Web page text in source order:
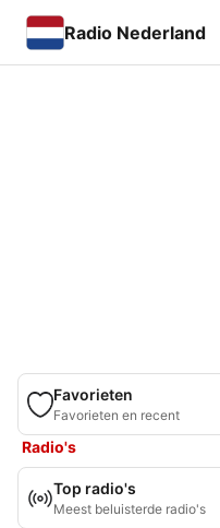
Radio Nederland
Favorieten
Favorieten en recent
Radio's
Top radio's
Meest beluisterde radio's